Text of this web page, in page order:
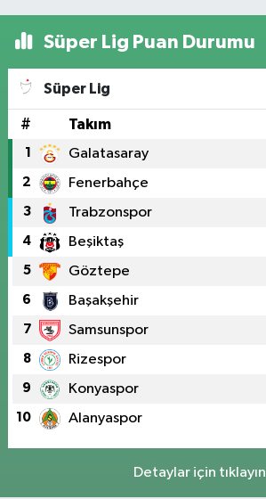
Süper Lig Puan Durumu
Süper Lig
# Takım
1 Galatasaray
2 Fenerbahçe
3 Trabzonspor
4 Beşiktaş
5 Göztepe
6 Başakşehir
7 Samsunspor
8 Rizespor
9 Konyaspor
10 Alanyaspor
Detaylar için tıklayın